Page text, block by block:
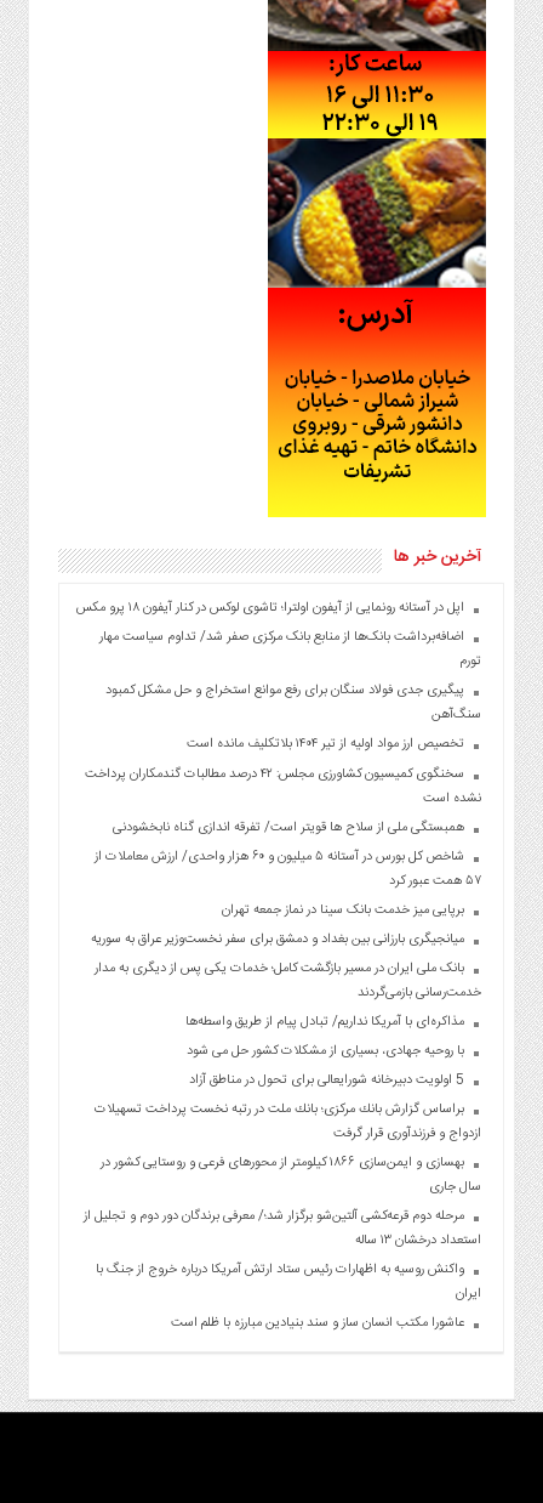
آخرین خبر ها
اپل در آستانه رونمایی از آیفون اولترا؛ تاشوی لوکس در کنار آیفون ۱۸ پرو مکس
اضافه‌برداشت بانک‌ها از منابع بانک مرکزی صفر شد/ تداوم سیاست مهار
تورم
پیگیری جدی فولاد سنگان برای رفع موانع استخراج و حل مشکل کمبود
سنگ‌آهن
تخصیص ارز مواد اولیه از تیر ۱۴۰۴ بلاتکلیف مانده است
سخنگوی کمیسیون کشاورزی مجلس: ۴۲ درصد مطالبات گندمکاران پرداخت
نشده است
همبستگی ملی از سلاح ها قویتر است/ تفرقه اندازی گناه نابخشودنی
شاخص کل بورس در آستانه ۵ میلیون و ۶۰ هزار واحدی/ ارزش معاملات از
۵۷ همت عبور کرد
برپایی میز خدمت بانک سینا در نماز جمعه تهران
میانجیگری بارزانی بین بغداد و دمشق برای سفر نخست‌وزیر عراق به سوریه
بانک ملی ایران در مسیر بازگشت کامل؛ خدمات یکی پس از دیگری به مدار
خدمت‌رسانی بازمی‌گردند
مذاکره‌ای با آمریکا نداریم/ تبادل پیام از طریق واسطه‌ها
با روحیه جهادی، بسیاری از مشکلات کشور حل می شود
5 اولویت دبیرخانه شورایعالی برای تحول در مناطق آزاد
براساس گزارش بانك مركزی؛ بانك ملت در رتبه نخست پرداخت تسهیلات
ازدواج و فرزندآوری قرار گرفت
بهسازی و ایمن‌سازی ۱۸۶۶ کیلومتر از محورهای فرعی و روستایی کشور در
سال جاری
مرحله دوم قرعه‌کشی آلتین‌شو برگزار شد؛/ معرفی برندگان دور دوم و تجلیل از
استعداد درخشان ۱۳ ساله
واکنش روسیه به اظهارات رئیس ستاد ارتش آمریکا درباره خروج از جنگ با
ایران
عاشورا مکتب انسان ساز و سند بنیادین مبارزه با ظلم است